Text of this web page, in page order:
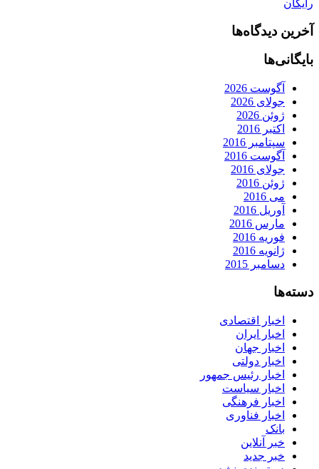
رایگان
آخرین دیدگاه‌ها
بایگانی‌ها
آگوست 2026
جولای 2026
ژوئن 2026
اکتبر 2016
سپتامبر 2016
آگوست 2016
جولای 2016
ژوئن 2016
می 2016
آوریل 2016
مارس 2016
فوریه 2016
ژانویه 2016
دسامبر 2015
دسته‌ها
اخبار اقتصادی
اخبار ایران
اخبار جهان
اخبار دولتی
اخبار رئیس جمهور
اخبار سیاست
اخبار فرهنگی
اخبار فناوری
بانک
خبر آنلاین
خبر جدید